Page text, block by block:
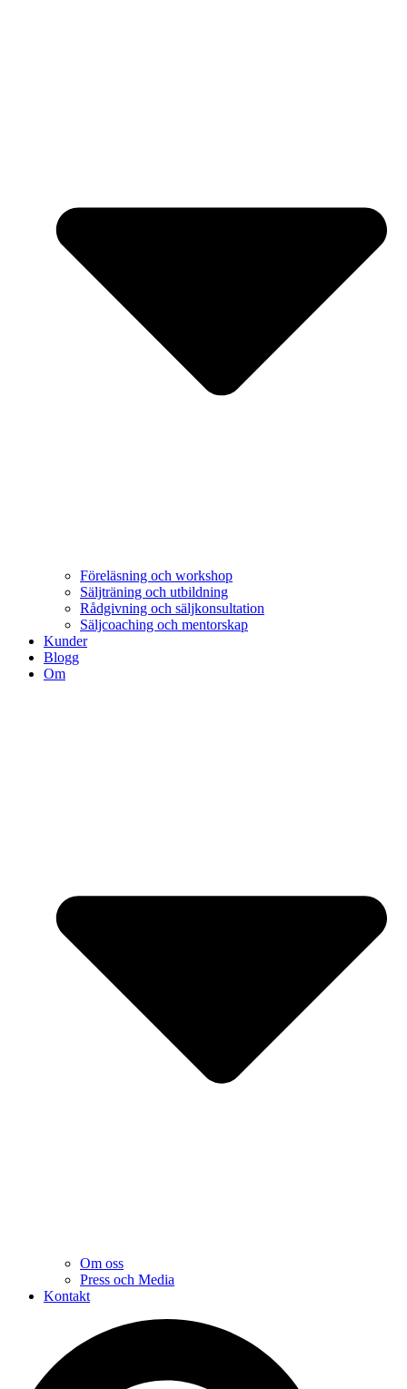
Föreläsning och workshop
Säljträning och utbildning
Rådgivning och säljkonsultation
Säljcoaching och mentorskap
Kunder
Blogg
Om
Om oss
Press och Media
Kontakt